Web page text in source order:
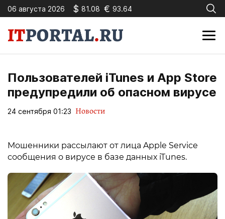
06 августа 2026 $ 81.08 € 93.64
Пользователей iTunes и App Store
предупредили об опасном вирусе
24 сентября 01:23 Новости
Мошенники рассылают от лица Apple Service
сообщения о вирусе в базе данных iTunes.